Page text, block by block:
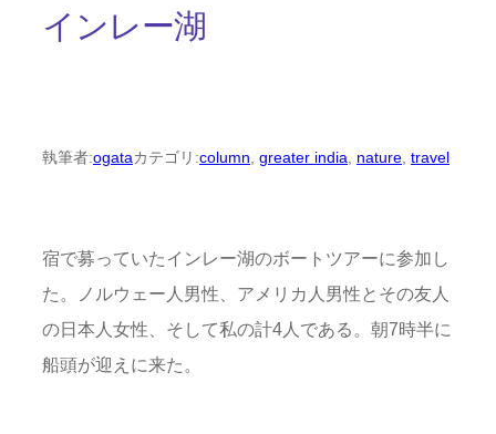
インレー湖
執筆者:ogataカテゴリ:column greater india nature travel
宿で募っていたインレー湖のボートツアーに参加し
た。ノルウェー人男性、アメリカ人男性とその友人
の日本人女性、そして私の計4人である。朝7時半に
船頭が迎えに来た。